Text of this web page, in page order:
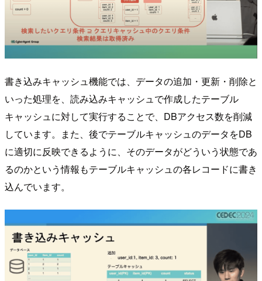
書き込みキャッシュ機能では、データの追加・更新・削除と
いった処理を、読み込みキャッシュで作成したテーブル
キャッシュに対して実行することで、DBアクセス数を削減
しています。また、後でテーブルキャッシュのデータをDB
に適切に反映できるように、そのデータがどういう状態であ
るのかという情報もテーブルキャッシュの各レコードに書き
込んでいます。